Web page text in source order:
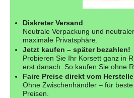
Diskreter Versand
Neutrale Verpackung und
maximale Privatsphäre.
Jetzt kaufen – später bezahlen!
Probieren Sie Ihr Korsett ganz in
erst danach. So kaufen Sie ohne
Faire Preise direkt vom
Ohne Zwischenhändler – für
Preisen.